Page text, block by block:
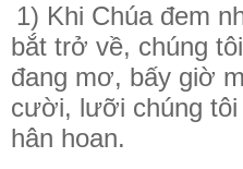
1) Khi Chúa đem
bắt trở về, chúng
đang mơ, bấy giờ
cười, lưỡi chúng tôi
hân hoan.